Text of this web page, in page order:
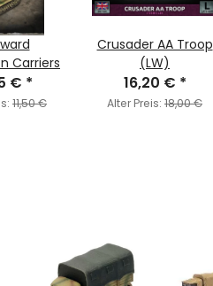
Carriers
€ *
11,50 €
Crusader AA Troop
(LW)
16,20 € *
Alter Preis: 18,00 €